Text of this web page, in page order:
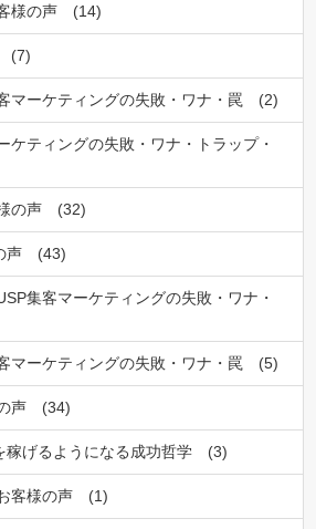
様の声 (14)
(7)
マーケティングの失敗・ワナ・罠 (2)
ケティングの失敗・ワナ・トラップ・
の声 (32)
声 (43)
集客マーケティングの失敗・ワナ・
マーケティングの失敗・ワナ・罠 (5)
声 (34)
稼げるようになる成功哲学 (3)
客様の声 (1)